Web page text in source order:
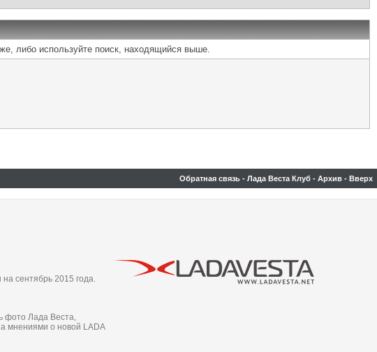
либо используйте поиск, находящийся выше.
Обратная связь - Лада Веста Клуб - Архив - Вверх
сентябрь 2015 года.
фото Лада Веста,
мнениями о новой LADA